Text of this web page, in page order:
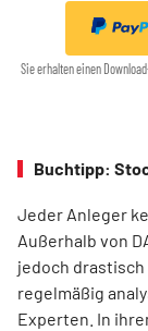
Sie erhalten einen
Buchtipp:
Jeder Anleger
Außerhalb von
jedoch drastisch
regel­mäßig
Experten. In